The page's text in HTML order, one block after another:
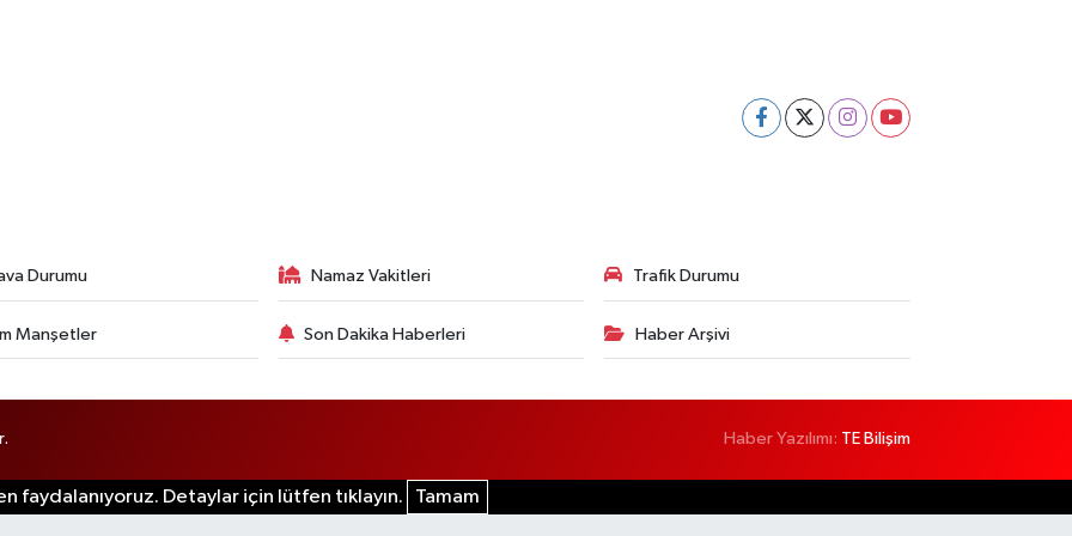
Durumu Namaz Vakitleri Trafik Durumu
Manşetler Son Dakika Haberleri Haber Arşivi
Haber Yazılımı: TE Bilişim
faydalanıyoruz. Detaylar için lütfen tıklayın. Tamam